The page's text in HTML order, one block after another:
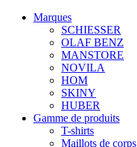
Marques
SCHIESSER
OLAF BENZ
MANSTORE
NOVILA
HOM
SKINY
HUBER
Gamme de produits
T-shirts
Maillots de corps